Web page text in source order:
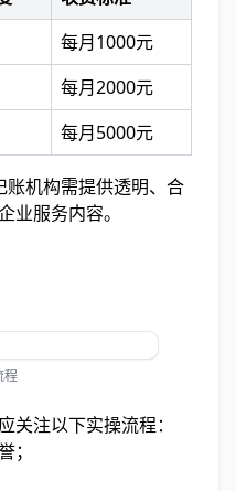
每月1000元
每月2000元
每月5000元
账机构需提供透明、合
业服务内容。
程
关注以下实操流程：
；